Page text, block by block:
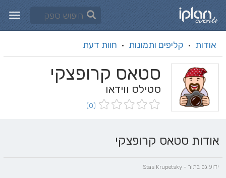
אודות · קליפים ותמונות · חוות דעת
סטאס קרופצקי
סטילס ווידאו
(0)
אודות סטאס קרופצקי
ידוע גם בתור - Stas Krupetsky